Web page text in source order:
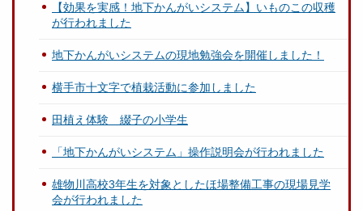
【効果を実感！地下かんがいシステム】いものこの収穫
が行われました
地下かんがいシステムの現地勉強会を開催しました！
横手市十文字で植栽活動に参加しました
田植え体験 綴子の小学生
「地下かんがいシステム」操作説明会が行われました
雄物川高校3年生を対象としたほ場整備工事の現場見学
会が行われました